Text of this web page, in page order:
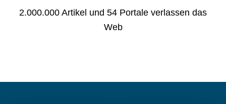
2.000.000 Artikel und 54 Portale verlassen das
Web